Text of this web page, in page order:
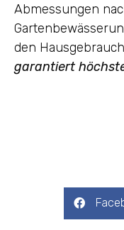
Abmessungen
den
garantiert